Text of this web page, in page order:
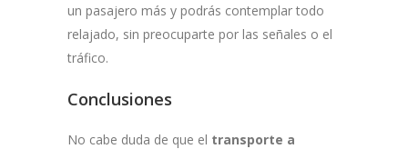
un pasajero más y podrás contemplar todo
relajado, sin preocuparte por las señales o el
tráfico.
Conclusiones
No cabe duda de que el transporte a